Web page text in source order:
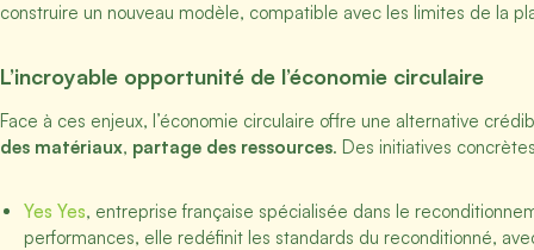
construire un nouveau modèle, compatible avec les limites de la
L’incroyable opportunité de l’économie circulaire
Face à ces enjeux, l’économie circulaire offre une alternative
des matériaux, partage des ressources. Des initiatives
Yes Yes, entreprise française spécialisée dans le
performances, elle redéfinit les standards du reconditionné,